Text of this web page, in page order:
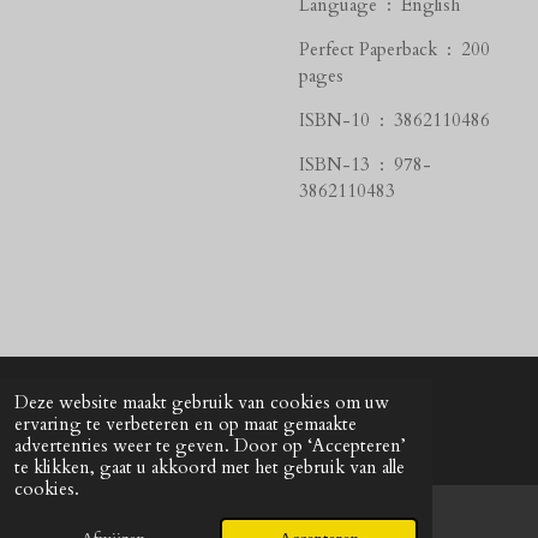
Deze website maakt gebruik van cookies om uw
ervaring te verbeteren en op maat gemaakte
advertenties weer te geven. Door op ‘Accepteren’
te klikken, gaat u akkoord met het gebruik van alle
cookies.
Perfect Paperback ‏ : ‎ 200
pages
ISBN-10 ‏ : ‎ 3862110486
ISBN-13 ‏ : ‎ 978-
3862110483
© 2024 - 2026 UNkunst Music
Powered byJouwWeb